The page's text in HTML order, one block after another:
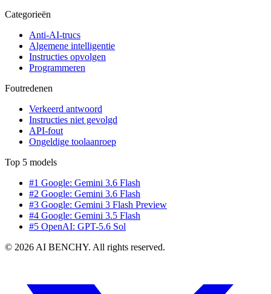
Categorieën
Anti-AI-trucs
Algemene intelligentie
Instructies opvolgen
Programmeren
Foutredenen
Verkeerd antwoord
Instructies niet gevolgd
API-fout
Ongeldige toolaanroep
Top 5 models
#1 Google: Gemini 3.6 Flash
#2 Google: Gemini 3.6 Flash
#3 Google: Gemini 3 Flash Preview
#4 Google: Gemini 3.5 Flash
#5 OpenAI: GPT-5.6 Sol
© 2026 AI BENCHY. All rights reserved.